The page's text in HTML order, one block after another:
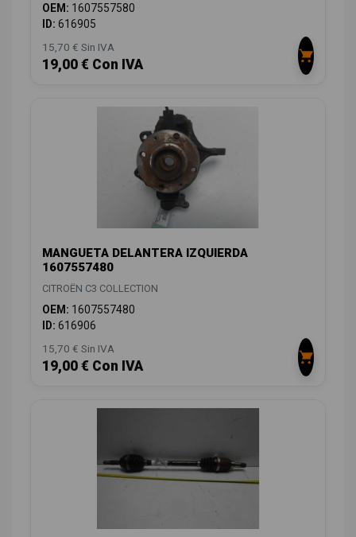
OEM: 1607557580
ID: 616905
15,70 € Sin IVA
19,00 € Con IVA
MANGUETA DELANTERA IZQUIERDA
1607557480
CITROËN C3 COLLECTION
OEM: 1607557480
ID: 616906
15,70 € Sin IVA
19,00 € Con IVA